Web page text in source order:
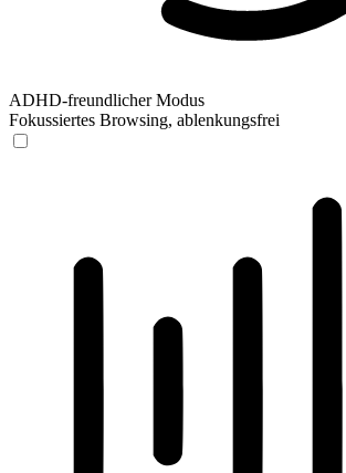
ADHD-freundlicher Modus
Fokussiertes Browsing, ablenkungsfrei